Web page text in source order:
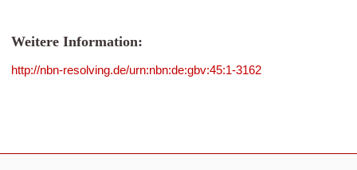
Weitere Information:
http://nbn-resolving.de/urn:nbn:de:gbv:45:1-3162